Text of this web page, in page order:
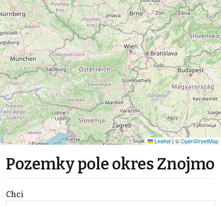
Leaflet | ©OpenStreetMap
Pozemky pole okres Znojmo
Chci